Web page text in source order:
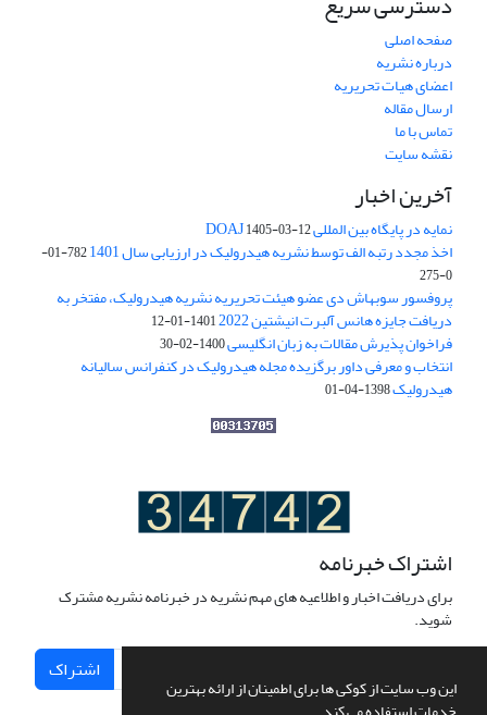
این وب سایت از کوکی ها برای اطمینان از ارائه بهترین
صفحه اصلی
درباره نشریه
اعضای هیات تحریریه
ارسال مقاله
تماس با ما
نقشه سایت
آخرین اخبار
نمایه در پایگاه بین المللی DOAJ1405-03-12
اخذ مجدد رتبه الف توسط نشریه هیدرولیک در ارزیابی سال 1401
782-01-
0-275
پروفسور سوبهاش دی عضو هیئت تحریریه نشریه هیدرولیک، مفتخر به
دریافت جایزه هانس آلبرت انیشتین 2022 1401-01-12
فراخوان پذیرش مقالات به زبان انگلیسی1400-02-30
انتخاب و معرفی داور برگزیده مجله هیدرولیک در کنفرانس سالیانه
هیدرولیک1398-04-01
اشتراک خبرنامه
برای دریافت اخبار و اطلاعیه های مهم نشریه در خبرنامه نشریه مشترک
شوید.
اشتراک